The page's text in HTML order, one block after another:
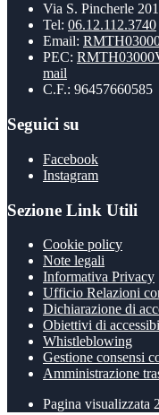
Via S. Pincherle
Tel: 06.12.112.3740
Email:
PEC:
mail
C.F.: 96457660585
Seguici su
Facebook
Instagram
Sezione Link Utili
Cookie policy
Note legali
Informativa Privacy
Ufficio Relazioni
Dichiarazione di
Obiettivi di
Whistleblowing
Gestione consensi
Amministrazione
Pagina visualizzata